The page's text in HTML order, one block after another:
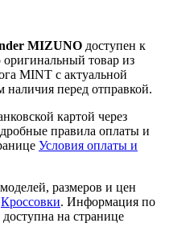
MIZUNO доступен к
оригинальный товар из
MINT с актуальной
перед отправкой.
картой через
правила оплаты и
Условия оплаты и
размеров и цен
Кроссовки. Информация по
на странице